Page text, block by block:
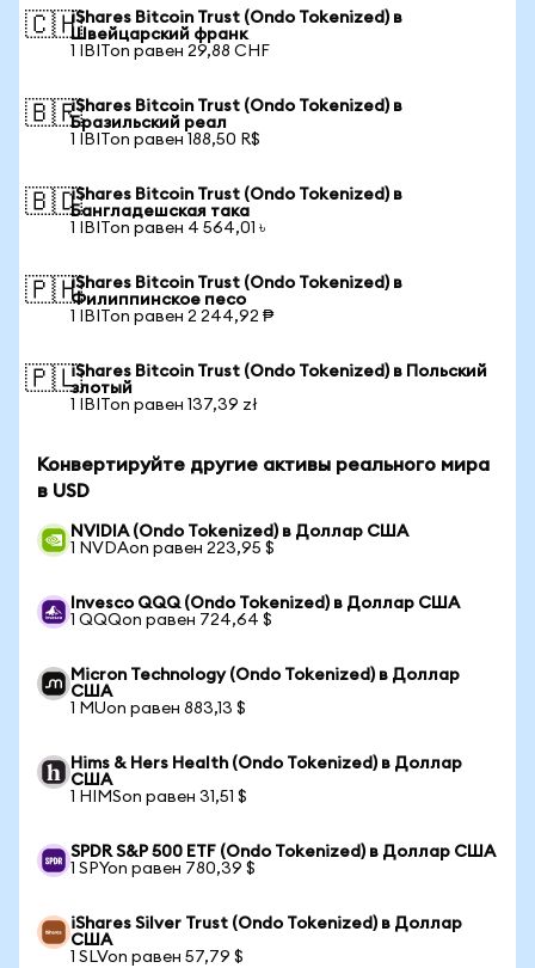
🇨🇭iShares Bitcoin Trust (Ondo Tokenized) в
Швейцарский франк
1 IBITon равен 29,88 CHF
🇧🇷iShares Bitcoin Trust (Ondo Tokenized) в
Бразильский реал
1 IBITon равен 188,50 R$
🇧🇩iShares Bitcoin Trust (Ondo Tokenized) в
Бангладешская така
1 IBITon равен 4 564,01 ৳
🇵🇭iShares Bitcoin Trust (Ondo Tokenized) в
Филиппинское песо
1 IBITon равен 2 244,92 ₱
🇵🇱iShares Bitcoin Trust (Ondo Tokenized) в Польский
злотый
1 IBITon равен 137,39 zł
Конвертируйте другие активы реального мира
в USD
NVIDIA (Ondo Tokenized) в Доллар США
1 NVDAon равен 223,95 $
Invesco QQQ (Ondo Tokenized) в Доллар США
1 QQQon равен 724,64 $
Micron Technology (Ondo Tokenized) в Доллар
США
1 MUon равен 883,13 $
Hims & Hers Health (Ondo Tokenized) в Доллар
США
1 HIMSon равен 31,51 $
SPDR S&P 500 ETF (Ondo Tokenized) в Доллар США
1 SPYon равен 780,39 $
iShares Silver Trust (Ondo Tokenized) в Доллар
США
1 SLVon равен 57,79 $